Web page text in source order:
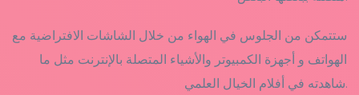
ستتمكن من الجلوس في الهواء من خلال الشاشات الافتراضية مع
الهواتف و أجهزة الكمبيوتر والأشياء المتصلة بالإنترنت مثل ما
شاهدته في أفلام الخيال العلمي.